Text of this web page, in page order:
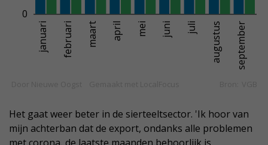
Het gaat weer beter in de sierteeltsector. 'Ik hoor van
mijn achterban dat de export, ondanks alle problemen